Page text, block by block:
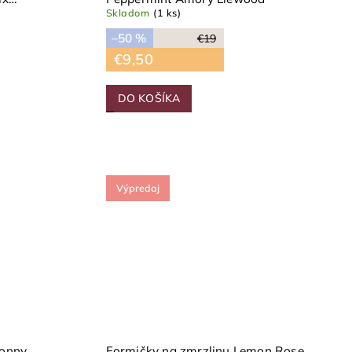
Skladom (1 ks)
€19
–50 %
€9,50
DO KOŠÍKA
Výpredaj